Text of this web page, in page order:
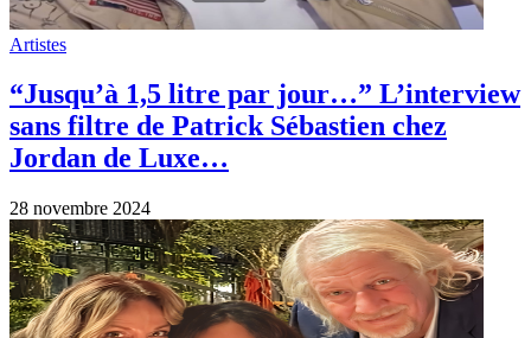
Artistes
“Jusqu’à 1,5 litre par jour…” L’interview
sans filtre de Patrick Sébastien chez
Jordan de Luxe…
28 novembre 2024